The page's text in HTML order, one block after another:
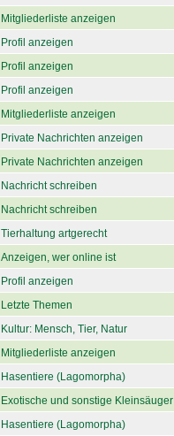
Mitgliederliste anzeigen
Profil anzeigen
Profil anzeigen
Profil anzeigen
Mitgliederliste anzeigen
Private Nachrichten anzeigen
Private Nachrichten anzeigen
Nachricht schreiben
Nachricht schreiben
Tierhaltung artgerecht
Anzeigen, wer online ist
Profil anzeigen
Letzte Themen
Kultur: Mensch, Tier, Natur
Mitgliederliste anzeigen
Hasentiere (Lagomorpha)
Exotische und sonstige Kleinsäuger
Hasentiere (Lagomorpha)